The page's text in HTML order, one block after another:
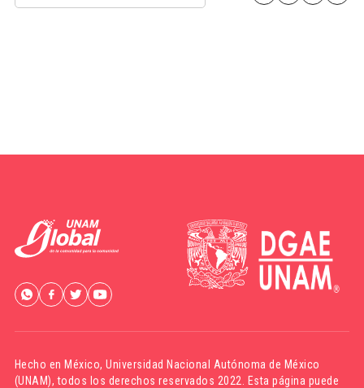
Hecho en México,Universidad Nacional Autónoma de México
(UNAM), todos los derechos reservados 2022. Esta página puede